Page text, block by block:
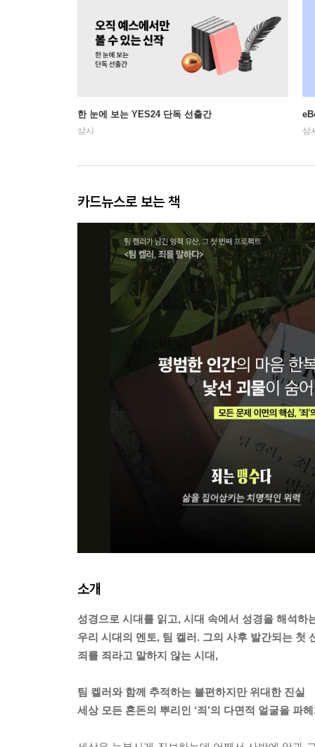
한 눈에 보는 YES24 단독 선출간
상시 상
카드뉴스로 보는 책
소개
성경으로 시대를 읽고, 시대 속에서 성경을 해석하
우리 시대의 멘토, 팀 켈러. 그의 사후 발간되는 첫
죄를 죄라고 말하지 않는 시대,
팀 켈러와 함께 추적하는 불편하지만 위대한 진실
세상 모든 혼돈의 뿌리인 ‘죄’의 다면적 얼굴을 파